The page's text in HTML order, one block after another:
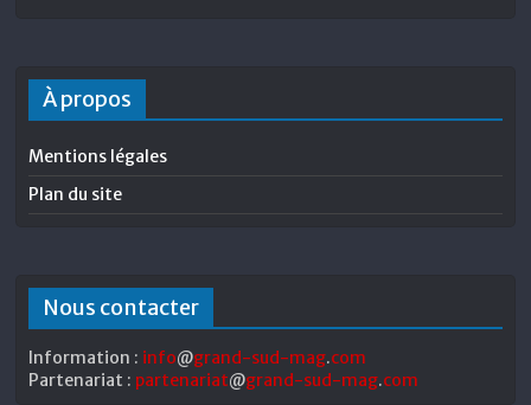
À propos
Mentions légales
Plan du site
Nous contacter
Information : info@grand-sud-mag.com
Partenariat : partenariat@grand-sud-mag.com